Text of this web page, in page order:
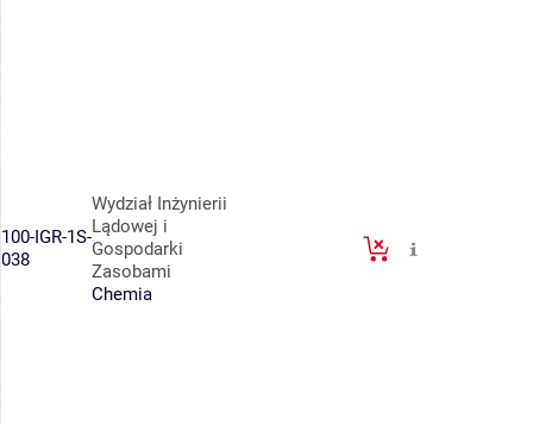
100-IGR-1S-
038
Wydział Inżynierii
Lądowej i
Gospodarki
Zasobami
Chemia